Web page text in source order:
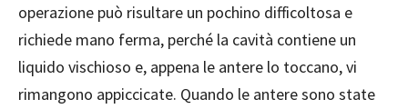
operazione può risultare un pochino difficoltosa e
richiede mano ferma, perché la cavità contiene un
liquido vischioso e, appena le antere lo toccano, vi
rimangono appiccicate. Quando le antere sono state